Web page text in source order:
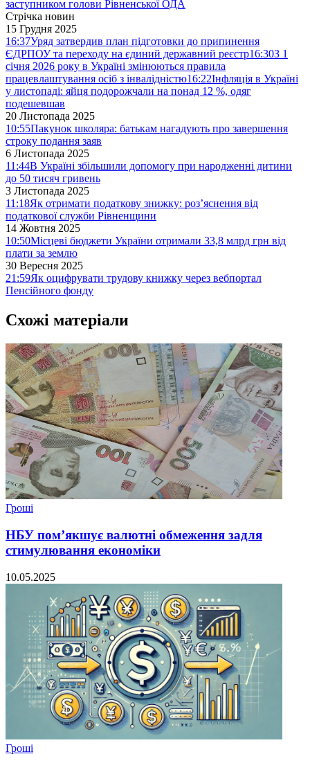
заступником голови Рівненської ОДА
Стрічка новин
15 Грудня 2025
16:37Уряд затвердив план підготовки до припинення
ЄДРПОУ та переходу на єдиний державний реєстр16:30З 1
січня 2026 року в Україні змінюються правила
працевлаштування осіб з інвалідністю16:22Інфляція в Україні
у листопаді: яйця подорожчали на понад 12 %, одяг
подешевшав
20 Листопада 2025
10:55Пакунок школяра: батькам нагадують про завершення
строку подання заяв
6 Листопада 2025
11:44В Україні збільшили допомогу при народженні дитини
до 50 тисяч гривень
3 Листопада 2025
11:18Як отримати податкову знижку: роз’яснення від
податкової служби Рівненщини
14 Жовтня 2025
10:50Місцеві бюджети України отримали 33,8 млрд грн від
плати за землю
30 Вересня 2025
21:59Як оцифрувати трудову книжку через вебпортал
Пенсійного фонду
Схожі матеріали
Гроші
НБУ пом’якшує валютні обмеження задля
стимулювання економіки
10.05.2025
Гроші